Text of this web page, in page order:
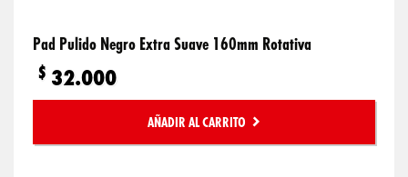
Pad Pulido Negro Extra Suave 160mm Rotativa
$ 32.000
AÑADIR AL CARRITO